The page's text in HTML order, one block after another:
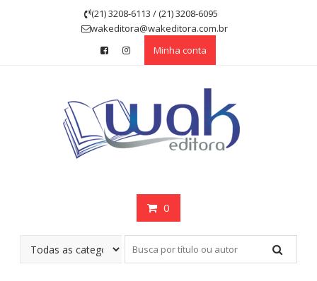
(21) 3208-6113 / (21) 3208-6095
wakeditora@wakeditora.com.br
Minha conta
0